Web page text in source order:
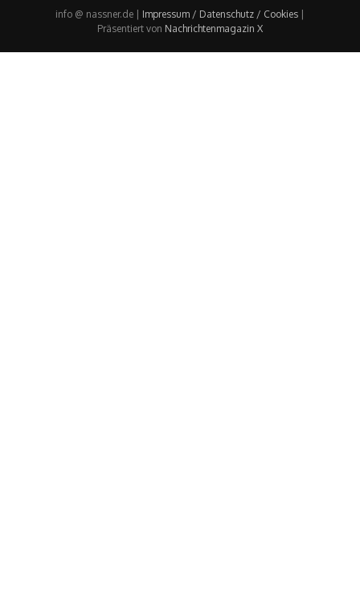
info @ nassner.de | Impressum / Datenschutz / Cookies |
Präsentiert von Nachrichtenmagazin X